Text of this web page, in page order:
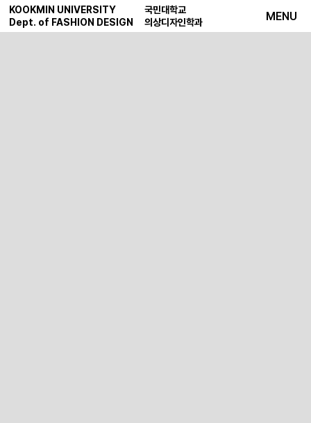
KOOKMIN UNIVERSITY
Dept. of FASHION DESIGN
국민대학교
의상디자인학과
MENU